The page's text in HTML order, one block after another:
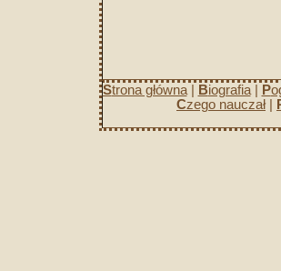
Strona główna| Biografia| P
Czego nauczał|